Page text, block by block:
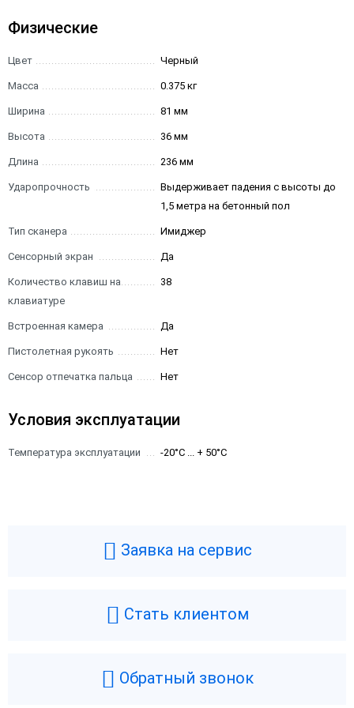
Физические
Цвет Черный
Масса 0.375 кг
Ширина 81 мм
Высота 36 мм
Длина 236 мм
Ударопрочность
Выдерживает падения с высоты до
1,5 метра на бетонный пол
Тип сканера Имиджер
Сенсорный экран Да
Количество клавиш на
клавиатуре
38
Встроенная камера Да
Пистолетная рукоять Нет
Сенсор отпечатка пальца Нет
Условия эксплуатации
Температура эксплуатации -20°C ... + 50°C
Заявка на сервис
Стать клиентом
Обратный звонок